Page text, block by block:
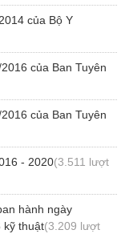
của Bộ Y
của Ban Tuyên
của Ban Tuyên
- 2020(3.511 lượt
hành ngày
kỹ thuật(3.209 lượt